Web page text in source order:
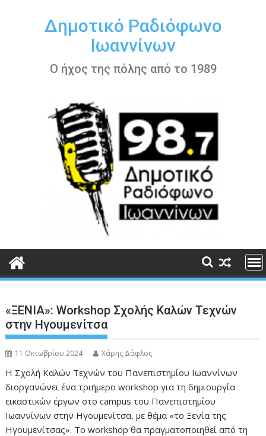
περιεχόμενοΔημοτικό Ραδιόφωνο
Ιωαννίνων
Ο ήχος της πόλης από το 1989
«ΞΕΝΙΑ»: Workshop Σχολής Καλών Τεχνών
στην Ηγουμενίτσα
11 Οκτωβρίου 2024 Χάρης Δάφλος
H Σχολή Καλών Τεχνών του Πανεπιστημίου Ιωαννίνων
διοργανώνει ένα τριήμερο workshop για τη δημιουργία
εικαστικών έργων στο campus του Πανεπιστημίου
Ιωαννίνων στην Ηγουμενίτσα, με θέμα «το Ξενία της
Ηγουμενίτσας». Το workshop θα πραγματοποιηθεί από τη